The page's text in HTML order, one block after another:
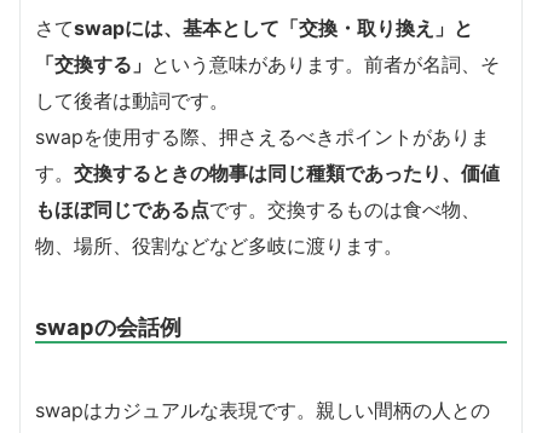
さてswapには、基本として「交換・取り換え」と
「交換する」 という意味があります。前者が名詞、そ
して後者は動詞です。
swapを使用する際、押さえるべきポイントがありま
す。 交換するときの物事は同じ種類であったり、価値
もほぼ同じである点です。交換するものは食べ物、
物、場所、役割などなど多岐に渡ります。
swapの会話例
swapはカジュアルな表現です。親しい間柄の人との